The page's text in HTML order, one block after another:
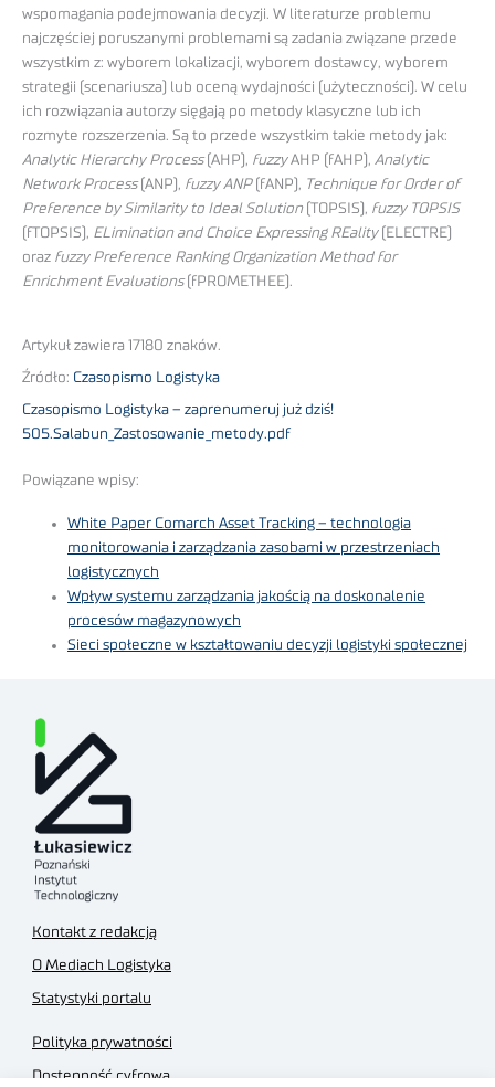
wspomagania podejmowania decyzji. W literaturze problemu
najczęściej poruszanymi problemami są zadania związane przede
wszystkim z: wyborem lokalizacji, wyborem dostawcy, wyborem
strategii (scenariusza) lub oceną wydajności (użyteczności). W celu
ich rozwiązania autorzy sięgają po metody klasyczne lub ich
rozmyte rozszerzenia. Są to przede wszystkim takie metody jak:
Analytic Hierarchy Process(AHP), fuzzyAHP (fAHP), Analytic
Network Process(ANP), fuzzy ANP(fANP), Technique for Order of
Preference by Similarity to Ideal Solution(TOPSIS), fuzzy TOPSIS
(fTOPSIS), ELimination and Choice Expressing REality(ELECTRE)
oraz fuzzy Preference Ranking Organization Method for
Enrichment Evaluations(fPROMETHEE).
Artykuł zawiera 17180 znaków.
Źródło: Czasopismo Logistyka
Czasopismo Logistyka – zaprenumeruj już dziś!
505.Salabun_Zastosowanie_metody.pdf
Powiązane wpisy:
White Paper Comarch Asset Tracking – technologia
monitorowania i zarządzania zasobami w przestrzeniach
logistycznych
Wpływ systemu zarządzania jakością na doskonalenie
procesów magazynowych
Sieci społeczne w kształtowaniu decyzji logistyki społecznej
Kontakt z redakcją
O Mediach Logistyka
Statystyki portalu
Polityka prywatności
Dostępność cyfrowa